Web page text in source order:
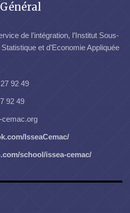
de l’intégration, l’Institut Sous-
et d’Economie Appliquée
92 49
92 49
cemac.org
IsseaCemac/
school/issea-cemac/